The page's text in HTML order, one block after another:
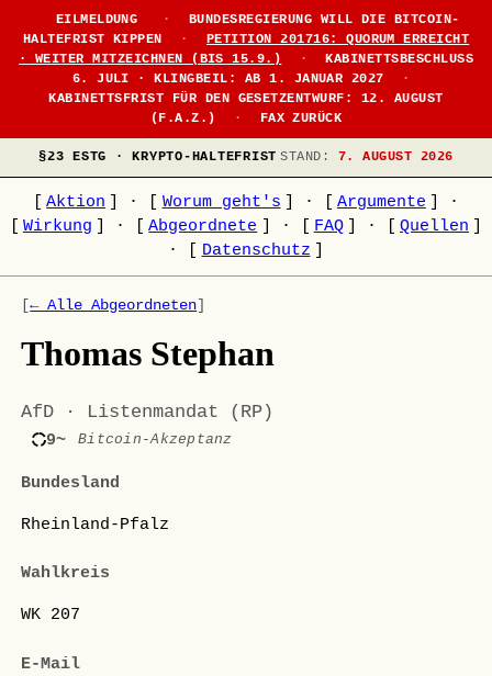
EILMELDUNG ·
BUNDESREGIERUNG WILL DIE BITCOIN-
HALTEFRIST KIPPEN
·
PETITION 201716: QUORUM ERREICHT
· WEITER MITZEICHNEN (BIS 15.9.)
·
KABINETTSBESCHLUSS
6. JULI · KLINGBEIL: AB 1. JANUAR 2027
·
KABINETTSFRIST FÜR DEN GESETZENTWURF: 12. AUGUST
(F.A.Z.)
· FAX ZURÜCK
§23 ESTG · KRYPTO-HALTEFRIST STAND: 7. AUGUST 2026
Aktion · Worum geht's · Argumente
·
Wirkung · Abgeordnete · FAQ · Quellen
·
Datenschutz
[← Alle Abgeordneten]
Thomas Stephan
AfD · Listenmandat (RP)
9~ Bitcoin-Akzeptanz
Bundesland
Rheinland-Pfalz
Wahlkreis
WK 207
E-Mail